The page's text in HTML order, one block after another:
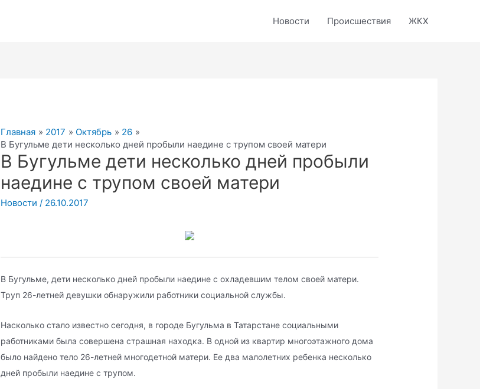
Новости Происшествия ЖКХ
Главная 2017 Октябрь
26
В Бугульме дети несколько дней пробыли наедине с трупом своей матери
В Бугульме дети несколько дней пробыли
наедине с трупом своей матери
Новости / 26.10.2017
В Бугульме, дети несколько дней пробыли наедине с охладевшим телом своей матери.
Труп 26-летней девушки обнаружили работники социальной службы.
Насколько стало известно сегодня, в городе Бугульма в Татарстане социальными
работниками была совершена страшная находка. В одной из квартир многоэтажного дома
было найдено тело 26-летней многодетной матери. Ее два малолетних ребенка несколько
дней пробыли наедине с трупом.